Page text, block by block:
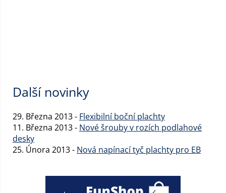
Další novinky
29. Března 2013 - Flexibilní boční plachty
11. Března 2013 - Nové šrouby v rozích podlahové
desky
25. Února 2013 - Nová napínací tyč plachty pro EB